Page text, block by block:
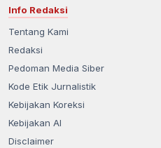
Info Redaksi
Tentang Kami
Redaksi
Pedoman Media Siber
Kode Etik Jurnalistik
Kebijakan Koreksi
Kebijakan AI
Disclaimer